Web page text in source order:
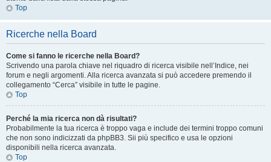
Top
Ricerche nella Board
Come si fanno le ricerche nella Board?
Scrivendo una parola chiave nel riquadro di ricerca visibile nell’Indice, nei
forum e negli argomenti. Alla ricerca avanzata si può accedere premendo il
collegamento “Cerca” visibile in tutte le pagine.
Top
Perché la mia ricerca non dà risultati?
Probabilmente la tua ricerca è troppo vaga e include dei termini troppo comuni
che non sono indicizzati da phpBB3. Sii più specifico e usa le opzioni
disponibili nella ricerca avanzata.
Top